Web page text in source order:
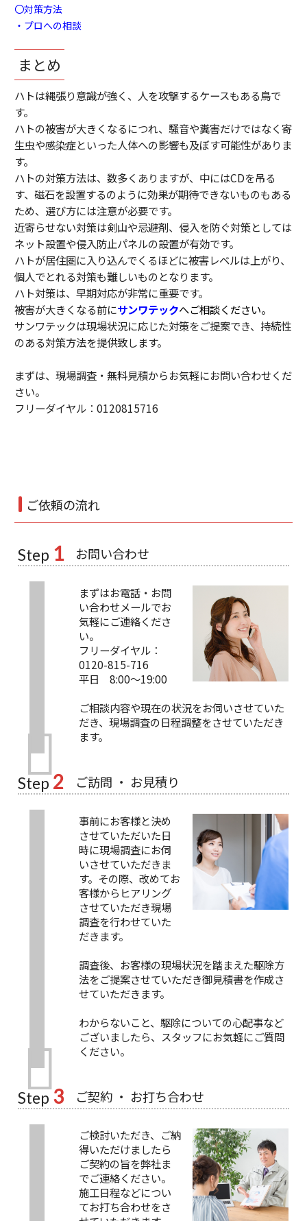
〇対策方法
・プロへの相談
まとめ
ハトは縄張り意識が強く、人を攻撃するケースもある鳥で
す。
ハトの被害が大きくなるにつれ、騒音や糞害だけではなく寄
生虫や感染症といった人体への影響も及ぼす可能性がありま
す。
ハトの対策方法は、数多くありますが、中にはCDを吊る
す、磁石を設置するのように効果が期待できないものもある
ため、選び方には注意が必要です。
近寄らせない対策は剣山や忌避剤、侵入を防ぐ対策としては
ネット設置や侵入防止パネルの設置が有効です。
ハトが居住圏に入り込んでくるほどに被害レベルは上がり、
個人でとれる対策も難しいものとなります。
ハト対策は、早期対応が非常に重要です。
被害が大きくなる前にサンワテックへご相談ください。
サンワテックは現場状況に応じた対策をご提案でき、持続性
のある対策方法を提供致します。
まずは、現場調査・無料見積からお気軽にお問い合わせくだ
さい。
フリーダイヤル：0120815716
ご依頼の流れ
Step 1 お問い合わせ
まずはお電話・お問
い合わせメールでお
気軽にご連絡くださ
い。
フリーダイヤル：
0120-815-716
平日 8:00～19:00
ご相談内容や現在の状況をお伺いさせていた
だき、現場調査の日程調整をさせていただき
ます。
Step 2 ご訪問 ・ お見積り
事前にお客様と決め
させていただいた日
時に現場調査にお伺
いさせていただきま
す。その際、改めてお
客様からヒアリング
させていただき現場
調査を行わせていた
だきます。
調査後、お客様の現場状況を踏まえた駆除方
法をご提案させていただき御見積書を作成さ
せていただきます。
わからないこと、駆除についての心配事など
ございましたら、スタッフにお気軽にご質問
ください。
Step 3 ご契約 ・ お打ち合わせ
ご検討いただき、ご納
得いただけましたら
ご契約の旨を弊社ま
でご連絡ください。
施工日程などについ
てお打ち合わせをさ